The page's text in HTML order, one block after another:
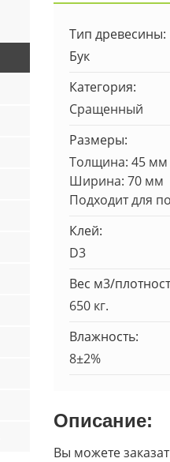
Тип древесины:
Бук
Категория:
Сращенный
Размеры:
Толщина: 45 мм
Ширина: 70 мм
Подходит для
Клей:
D3
Вес м3/
650 кг.
Влажность:
8±2%
Описание:
Вы можете